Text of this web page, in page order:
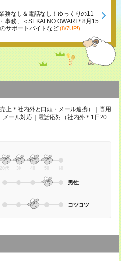
務なし＆電話なし！ゆっくりの11
事務、＜SEKAI NO OWARI＊8月15
サポートバイトなど (8/7UP!)
上＊社内外と口頭・メール連携）｜専用
メール対応｜電話応対（社内外＊1日20
20代 30 40 50 60
男性
コツコツ